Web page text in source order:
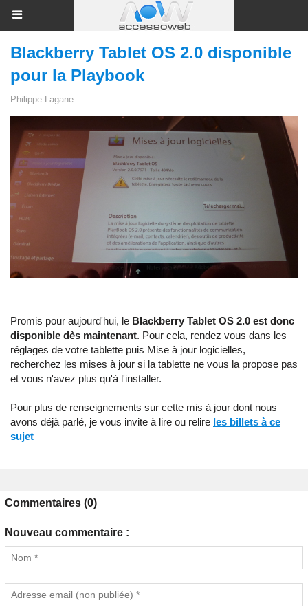
Blackberry Tablet OS 2.0 disponible
pour la Playbook
Philippe Lagane
Promis pour aujourd'hui, le Blackberry Tablet OS 2.0 est donc
disponible dès maintenant. Pour cela, rendez vous dans les
réglages de votre tablette puis Mise à jour logicielles,
recherchez les mises à jour si la tablette ne vous la propose pas
et vous n'avez plus qu'à l'installer.
Pour plus de renseignements sur cette mis à jour dont nous
avons déjà parlé, je vous invite à lire ou relire les billets à ce
sujet
Commentaires (0)
Nouveau commentaire :